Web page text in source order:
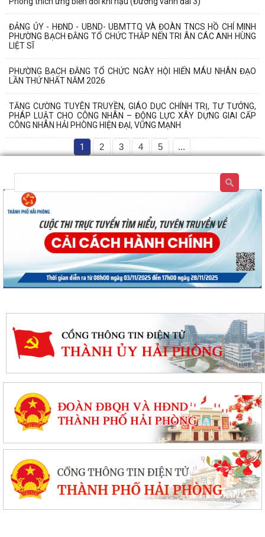
ĐẢNG ỦY - HĐND - UBND- UBMTTQ VÀ ĐOÀN TNCS HỒ CHÍ MINH
PHƯỜNG BẠCH ĐẰNG TỔ CHỨC THẮP NẾN TRI ÂN CÁC ANH HÙNG
LIỆT SĨ
PHƯỜNG BẠCH ĐẰNG TỔ CHỨC NGÀY HỘI HIẾN MÁU NHÂN ĐẠO
LẦN THỨ NHẤT NĂM 2026
TĂNG CƯỜNG TUYÊN TRUYỀN, GIÁO DỤC CHÍNH TRỊ, TƯ TƯỞNG,
PHÁP LUẬT CHO CÔNG NHÂN – ĐỘNG LỰC XÂY DỰNG GIAI CẤP
CÔNG NHÂN HẢI PHÒNG HIỆN ĐẠI, VỮNG MẠNH
1 2 3 4 5 ...
PHƯỜNG BẠCH ĐẰNG CÓ 2 TUYẾN ĐƯỜNG ĐƯỢC ĐẶT TÊN THEO NGHỊ